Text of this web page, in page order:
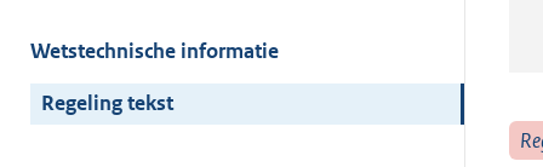
Wetstechnische informatie
Regeling tekst